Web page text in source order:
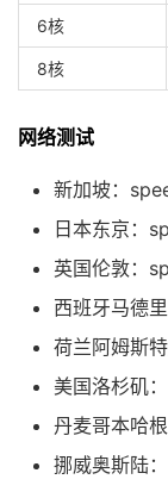
6核
8核
网络测试
新加坡：
日本东京：
英国伦敦：
西班牙马德
荷兰阿姆斯
美国洛杉矶
丹麦哥本哈
挪威奥斯陆